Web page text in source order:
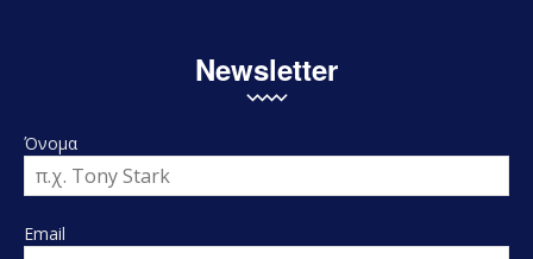
Newsletter
Όνομα
Email